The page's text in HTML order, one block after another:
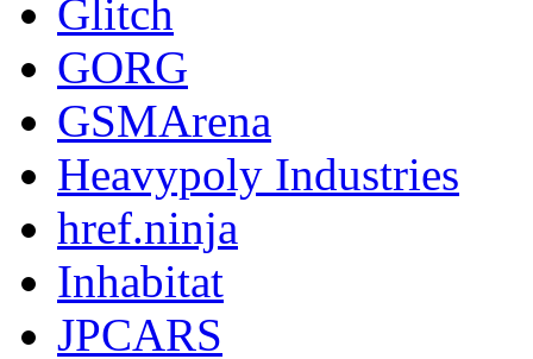
Glitch
GORG
GSMArena
Heavypoly Industries
href.ninja
Inhabitat
JPCARS